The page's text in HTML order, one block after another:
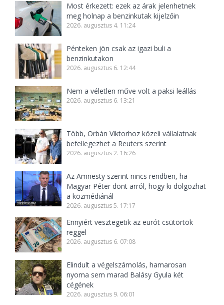
Most érkezett: ezek az árak jelenhetnek
meg holnap a benzinkutak kijelzőin
2026. augusztus 4. 11:24
Pénteken jön csak az igazi buli a
benzinkutakon
2026. augusztus 6. 12:44
Nem a véletlen műve volt a paksi leállás
2026. augusztus 6. 13:21
Több, Orbán Viktorhoz közeli vállalatnak
befellegezhet a Reuters szerint
2026. augusztus 2. 16:26
Az Amnesty szerint nincs rendben, ha
Magyar Péter dönt arról, hogy ki dolgozhat
a közmédiánál
2026. augusztus 5. 17:17
Ennyiért vesztegetik az eurót csütörtök
reggel
2026. augusztus 6. 07:08
Elindult a végelszámolás, hamarosan
nyoma sem marad Balásy Gyula két
cégének
2026. augusztus 9. 06:01